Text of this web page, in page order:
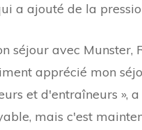
a ajouté de la
séjour avec
apprécié mon
et d'entraîneurs »,
mais c'est